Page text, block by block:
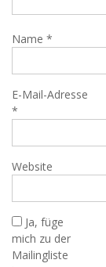
Name *
E-Mail-Adresse
*
Website
Ja, füge
mich zu der
Mailingliste